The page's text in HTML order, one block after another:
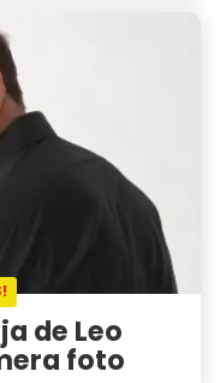
de Leo
foto